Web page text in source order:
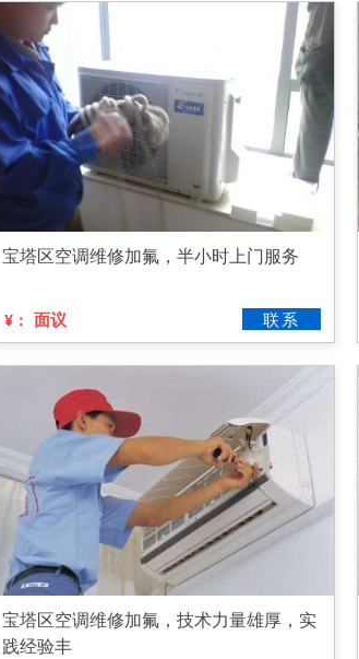
宝塔区空调维修加氟，半小时上门服务
¥： 面议 联系
宝塔区空调维修加氟，技术力量雄厚，实
践经验丰